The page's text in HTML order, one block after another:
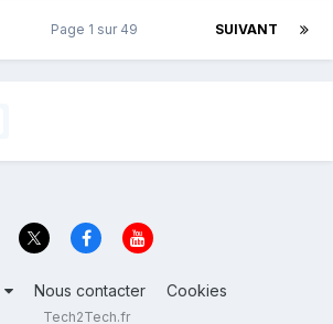
SUIVANT
Page 1 sur 49
Nous contacter Cookies
Tech2Tech.fr